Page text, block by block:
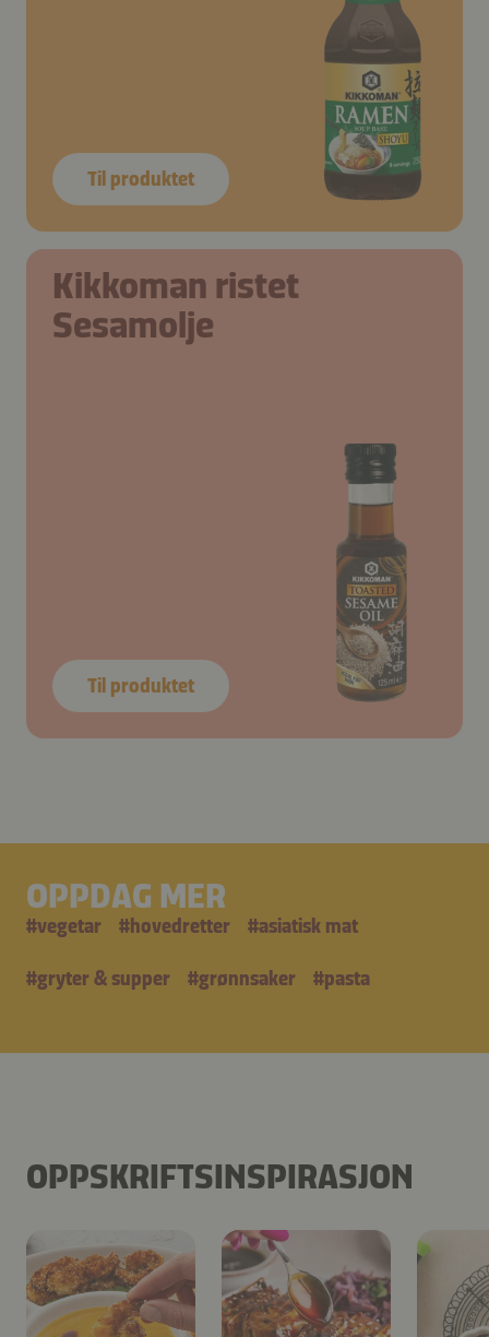
Til produktet
Kikkoman ristet
Sesamolje
Til produktet
OPPDAG MER
#vegetar #hovedretter #asiatisk mat
#gryter & supper #grønnsaker #pasta
OPPSKRIFTSINSPIRASJON